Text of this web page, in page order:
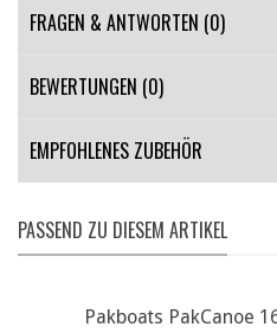
FRAGEN & ANTWORTEN (0)
BEWERTUNGEN (0)
EMPFOHLENES ZUBEHÖR
PASSEND ZU DIESEM ARTIKEL
Pakboats PakCanoe